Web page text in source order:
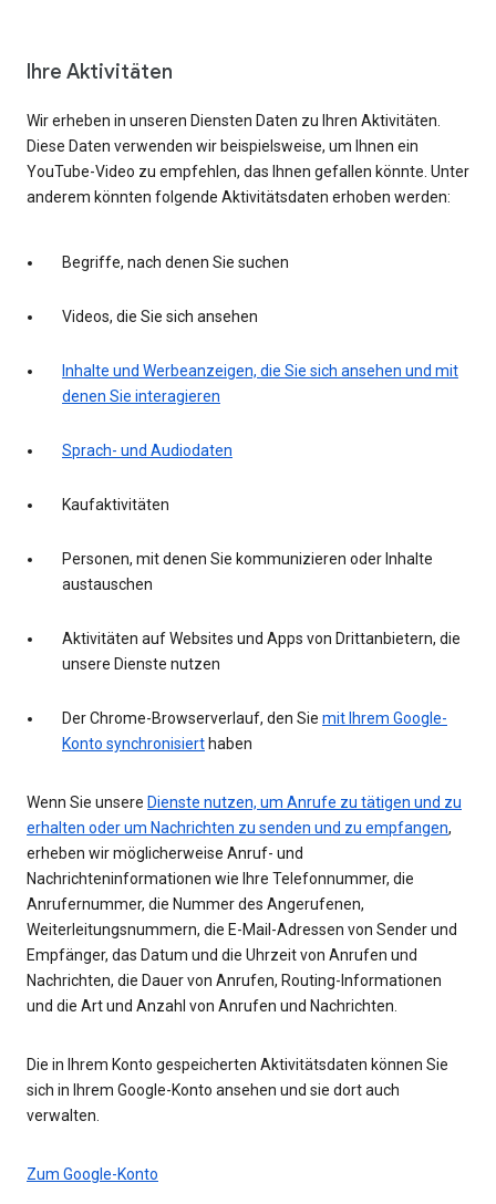
Ihre Aktivitäten
Wir erheben in unseren Diensten Daten zu Ihren Aktivitäten.
Diese Daten verwenden wir beispielsweise, um Ihnen ein
YouTube-Video zu empfehlen, das Ihnen gefallen könnte. Unter
anderem könnten folgende Aktivitätsdaten erhoben werden:
Begriffe, nach denen Sie suchen
Videos, die Sie sich ansehen
Inhalte und Werbeanzeigen, die Sie sich ansehen und mit
denen Sie interagieren
Sprach- und Audiodaten
Kaufaktivitäten
Personen, mit denen Sie kommunizieren oder Inhalte
austauschen
Aktivitäten auf Websites und Apps von Drittanbietern, die
unsere Dienste nutzen
Der Chrome-Browserverlauf, den Sie mit Ihrem Google-
Konto synchronisiert haben
Wenn Sie unsere Dienste nutzen, um Anrufe zu tätigen und zu
erhalten oder um Nachrichten zu senden und zu empfangen,
erheben wir möglicherweise Anruf- und
Nachrichteninformationen wie Ihre Telefonnummer, die
Anrufernummer, die Nummer des Angerufenen,
Weiterleitungsnummern, die E-Mail-Adressen von Sender und
Empfänger, das Datum und die Uhrzeit von Anrufen und
Nachrichten, die Dauer von Anrufen, Routing-Informationen
und die Art und Anzahl von Anrufen und Nachrichten.
Die in Ihrem Konto gespeicherten Aktivitätsdaten können Sie
sich in Ihrem Google-Konto ansehen und sie dort auch
verwalten.
Zum Google-Konto